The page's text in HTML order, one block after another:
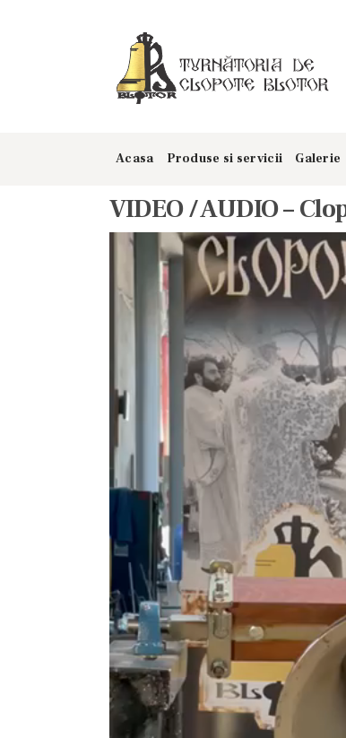
Acasa Produse si servicii Galerie
VIDEO / AUDIO –
Player